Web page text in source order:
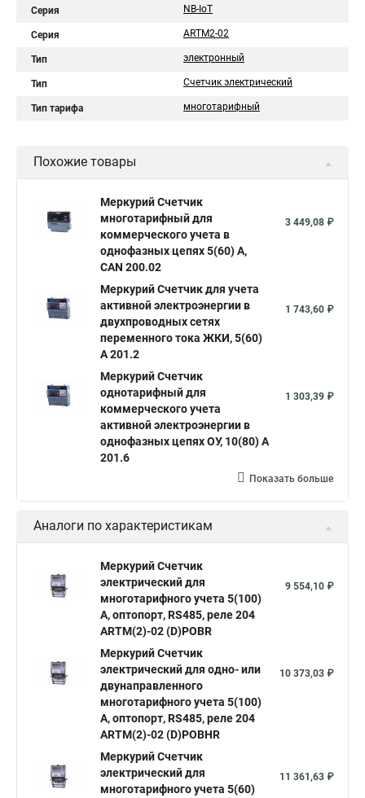
Серия NB-IoT
Серия ARTM2-02
Тип электронный
Тип Счетчик электрический
Тип тарифа многотарифный
Похожие товары
Меркурий Счетчик
многотарифный для
коммерческого учета в
однофазных цепях 5(60) А,
CAN 200.02
3 449,08 ₽
Меркурий Счетчик для учета
активной электроэнергии в
двухпроводных сетях
переменного тока ЖКИ, 5(60)
А 201.2
1 743,60 ₽
Меркурий Счетчик
однотарифный для
коммерческого учета
активной электроэнергии в
однофазных цепях ОУ, 10(80) А
201.6
1 303,39 ₽
Показать больше
Аналоги по характеристикам
Меркурий Счетчик
электрический для
многотарифного учета 5(100)
А, оптопорт, RS485, реле 204
ARTM(2)-02 (D)POBR
9 554,10 ₽
Меркурий Счетчик
электрический для одно- или
двунаправленного
многотарифного учета 5(100)
А, оптопорт, RS485, реле 204
ARTM(2)-02 (D)POBHR
10 373,03 ₽
Меркурий Счетчик
электрический для
многотарифного учета 5(60)
11 361,63 ₽